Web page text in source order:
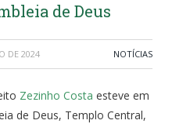
de Deus
DE 2024 NOTÍCIAS
Zezinho Costa esteve em
de Deus, Templo Central,